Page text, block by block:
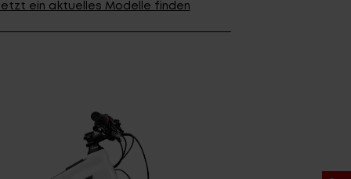
FINDE DEIN BIKE
ein aktuelles Modelle finden